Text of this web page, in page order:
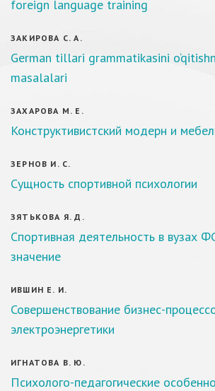
foreign language training
ЗАКИРОВА С. А.
German tillari grammatikasini
masalalari
ЗАХАРОВА М. Е.
Конструктивистский модерн и
ЗЕРНОВ И. С.
Сущность спортивной психологии
ЗЯТЬКОВА Я. Д.
Спортивная деятельность в вузах
значение
ИВШИН Е. И.
Совершенствование бизнес-
электроэнергетики
ИГНАТОВА В. Ю.
Психолого-педагогические